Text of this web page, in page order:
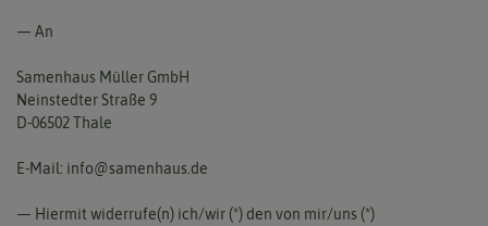
— An
Samenhaus Müller GmbH
Neinstedter Straße 9
D-06502 Thale
E-Mail: info@samenhaus.de
— Hiermit widerrufe(n) ich/wir (*) den von mir/uns (*)